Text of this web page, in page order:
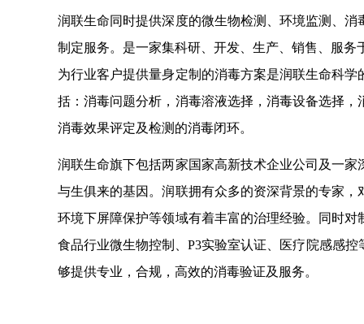
润联生命同时提供深度的微生物检测、环境监测、
制定服务。是一家集科研、开发、生产、销售、服务
为行业客户提供量身定制的消毒方案是润联生命科
括：消毒问题分析，消毒溶液选择，消毒设备选择
消毒效果评定及检测的消毒闭环。
润联生命旗下包括两家国家高新技术企业公司及一
与生俱来的基因。润联拥有众多的资深背景的专家
环境下屏障保护等领域有着丰富的治理经验。同时
食品行业微生物控制、P3实验室认证、医疗院感感
够提供专业，合规，高效的消毒验证及服务。